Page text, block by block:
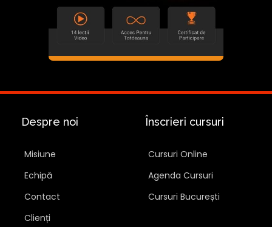
Despre noi
Misiune
Echipă
Contact
Clienți
Înscrieri cursuri
Cursuri Online
Agenda Cursuri
Cursuri București